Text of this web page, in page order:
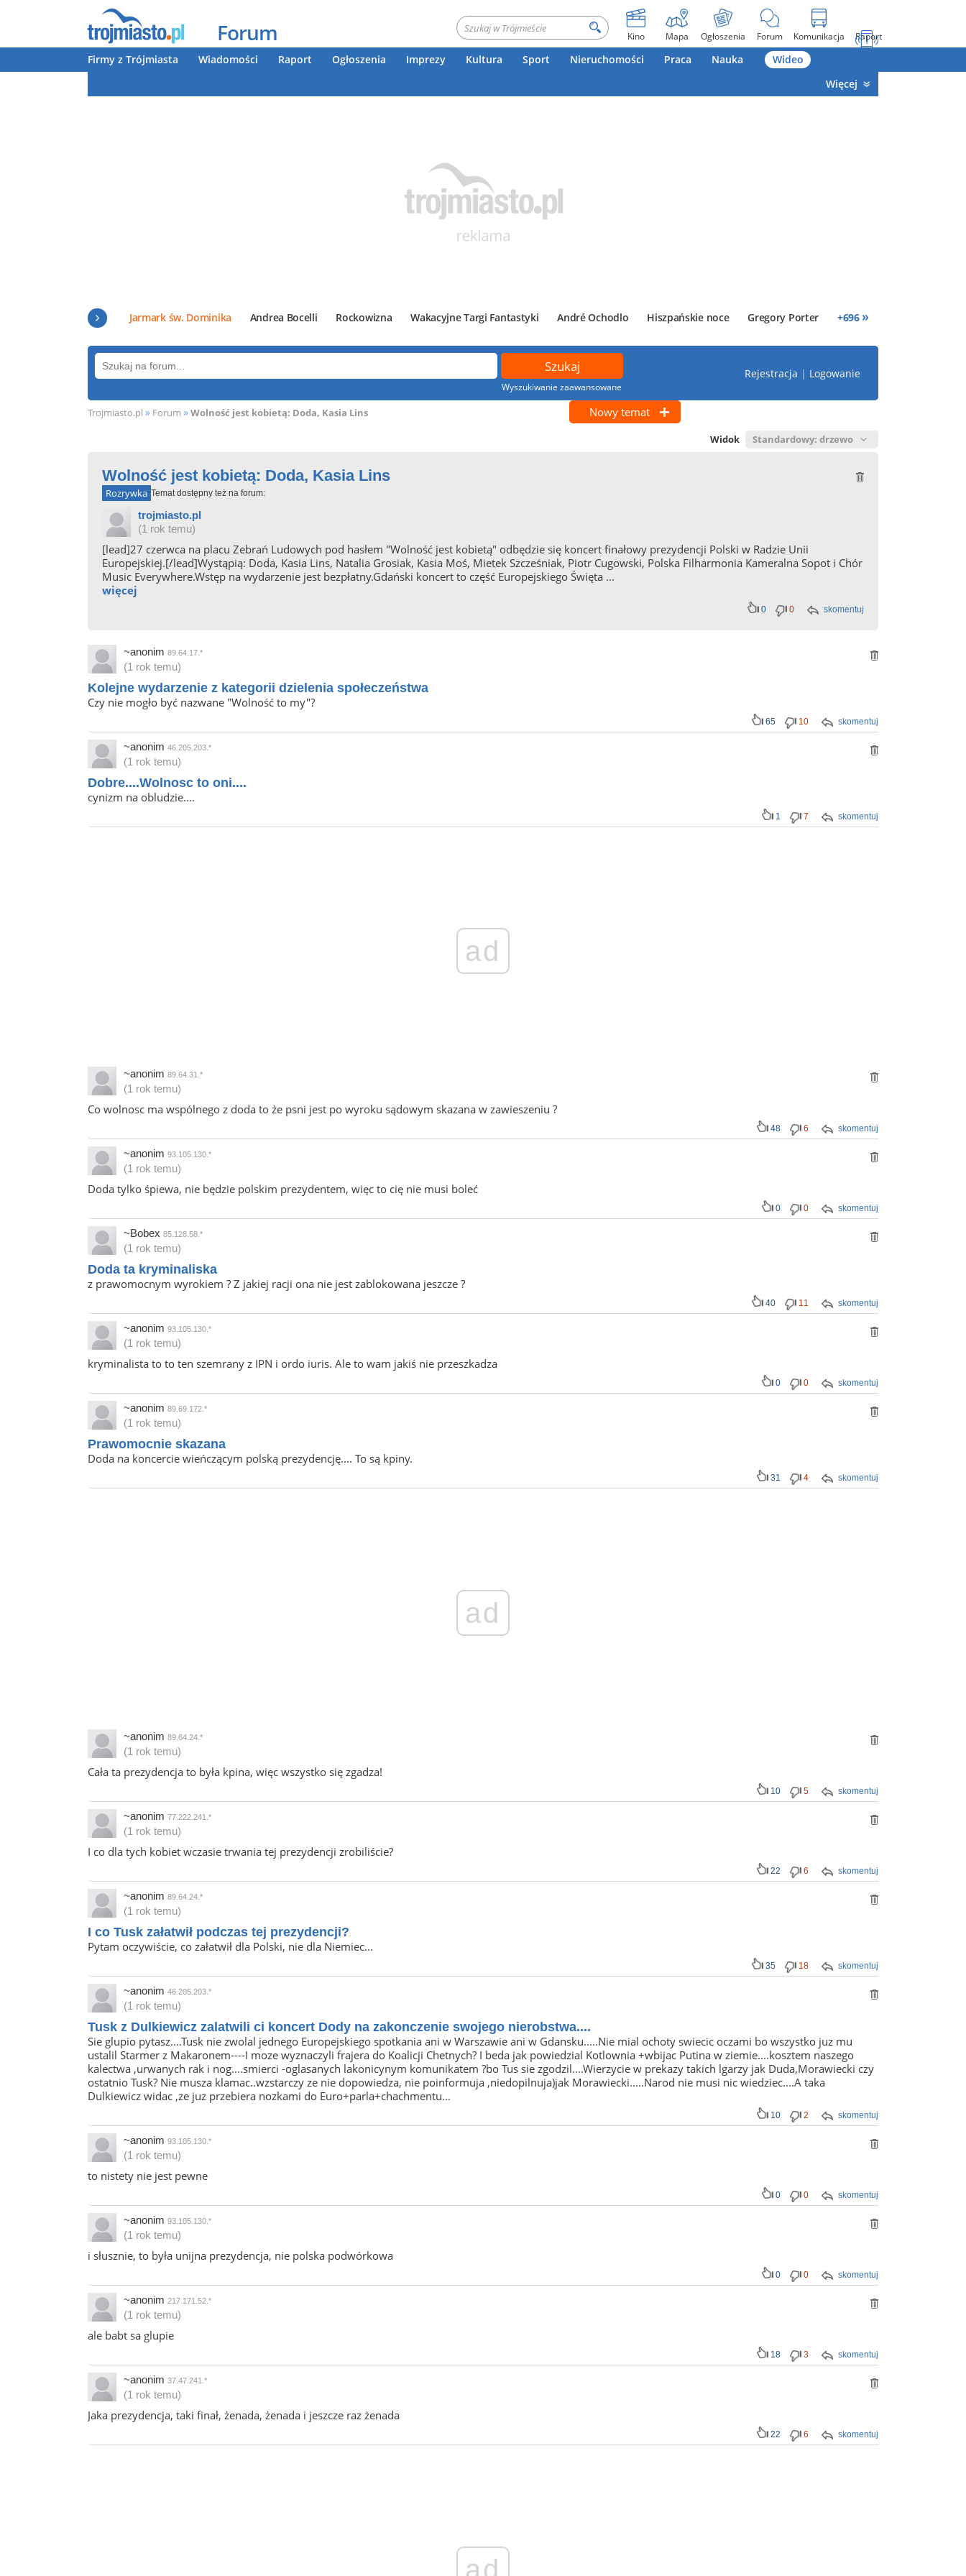
Forum Kino Mapa Ogłoszenia Forum Komunikacja Raport
Firmy z Trójmiasta Wiadomości Raport Ogłoszenia Imprezy Kultura Sport Nieruchomości Praca Nauka
Wideo
Więcej
Jarmark św. Dominika Andrea Bocelli Rockowizna Wakacyjne Targi Fantastyki André Ochodlo Hiszpańskie noce Gregory Porter +696 »
Wyszukiwanie zaawansowane
Rejestracja | Logowanie
Trojmiasto.pl » Forum » Wolność jest kobietą: Doda, Kasia Lins Nowy temat
Widok
Wolność jest kobietą: Doda, Kasia Lins
Rozrywka Temat dostępny też na forum:
trojmiasto.pl
(1 rok temu)
[lead]27 czerwca na placu Zebrań Ludowych pod hasłem "Wolność jest kobietą" odbędzie się koncert finałowy prezydencji Polski w Radzie Unii
Europejskiej.[/lead]Wystąpią: Doda, Kasia Lins, Natalia Grosiak, Kasia Moś, Mietek Szcześniak, Piotr Cugowski, Polska Filharmonia Kameralna Sopot i Chór
Music Everywhere.Wstęp na wydarzenie jest bezpłatny.Gdański koncert to część Europejskiego Święta ...
więcej
skomentuj
0 0
~anonim 89.64.17.*
(1 rok temu)
Kolejne wydarzenie z kategorii dzielenia społeczeństwa
Czy nie mogło być nazwane "Wolność to my"?
skomentuj
65 10
~anonim 46.205.203.*
(1 rok temu)
Dobre....Wolnosc to oni....
cynizm na obludzie....
skomentuj
1 7
ad
~anonim 89.64.31.*
(1 rok temu)
Co wolnosc ma wspólnego z doda to że psni jest po wyroku sądowym skazana w zawieszeniu ?
skomentuj
48 6
~anonim 93.105.130.*
(1 rok temu)
Doda tylko śpiewa, nie będzie polskim prezydentem, więc to cię nie musi boleć
skomentuj
0 0
~Bobex 85.128.58.*
(1 rok temu)
Doda ta kryminaliska
z prawomocnym wyrokiem ? Z jakiej racji ona nie jest zablokowana jeszcze ?
skomentuj
40 11
~anonim 93.105.130.*
(1 rok temu)
kryminalista to to ten szemrany z IPN i ordo iuris. Ale to wam jakiś nie przeszkadza
skomentuj
0 0
~anonim 89.69.172.*
(1 rok temu)
Prawomocnie skazana
Doda na koncercie wieńczącym polską prezydencję.... To są kpiny.
skomentuj
31 4
ad
~anonim 89.64.24.*
(1 rok temu)
Cała ta prezydencja to była kpina, więc wszystko się zgadza!
skomentuj
10 5
~anonim 77.222.241.*
(1 rok temu)
I co dla tych kobiet wczasie trwania tej prezydencji zrobiliście?
skomentuj
22 6
~anonim 89.64.24.*
(1 rok temu)
I co Tusk załatwił podczas tej prezydencji?
Pytam oczywiście, co załatwił dla Polski, nie dla Niemiec...
skomentuj
35 18
~anonim 46.205.203.*
(1 rok temu)
Tusk z Dulkiewicz zalatwili ci koncert Dody na zakonczenie swojego nierobstwa....
Sie glupio pytasz....Tusk nie zwolal jednego Europejskiego spotkania ani w Warszawie ani w Gdansku.....Nie mial ochoty swiecic oczami bo wszystko juz mu
ustalil Starmer z Makaronem----I moze wyznaczyli frajera do Koalicji Chetnych? I beda jak powiedzial Kotlownia +wbijac Putina w ziemie....kosztem naszego
kalectwa ,urwanych rak i nog....smierci -oglasanych lakonicynym komunikatem ?bo Tus sie zgodzil....Wierzycie w prekazy takich lgarzy jak Duda,Morawiecki czy
ostatnio Tusk? Nie musza klamac..wzstarczy ze nie dopowiedza, nie poinformuja ,niedopilnuja)jak Morawiecki.....Narod nie musi nic wiedziec....A taka
Dulkiewicz widac ,ze juz przebiera nozkami do Euro+parla+chachmentu...
skomentuj
10 2
~anonim 93.105.130.*
(1 rok temu)
to nistety nie jest pewne
skomentuj
0 0
~anonim 93.105.130.*
(1 rok temu)
i słusznie, to była unijna prezydencja, nie polska podwórkowa
skomentuj
0 0
~anonim 217.171.52.*
(1 rok temu)
ale babt sa glupie
skomentuj
18 3
~anonim 37.47.241.*
(1 rok temu)
Jaka prezydencja, taki finał, żenada, żenada i jeszcze raz żenada
skomentuj
22 6
ad